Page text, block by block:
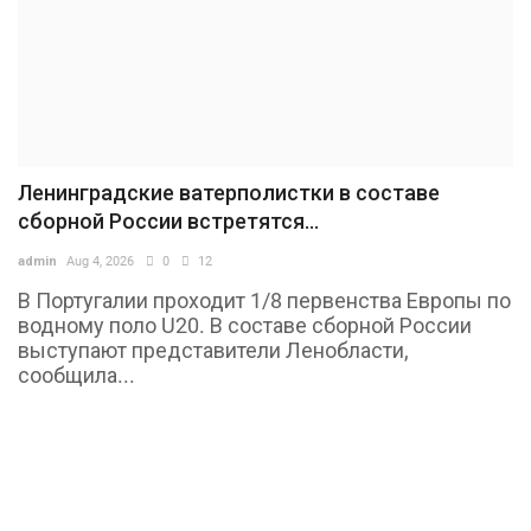
Ленинградские ватерполистки в составе
сборной России встретятся...
admin Aug 4, 2026 0 12
В Португалии проходит 1/8 первенства Европы по
водному поло U20. В составе сборной России
выступают представители Ленобласти,
сообщила...